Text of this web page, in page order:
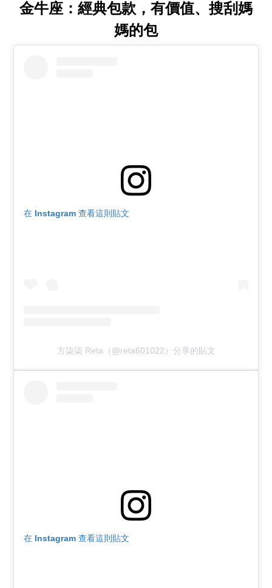
金牛座：經典包款，有價值、搜刮媽
媽的包
在 Instagram 查看這則貼文
方柒柒 Reta（@reta601022）分享的貼文
在 Instagram 查看這則貼文